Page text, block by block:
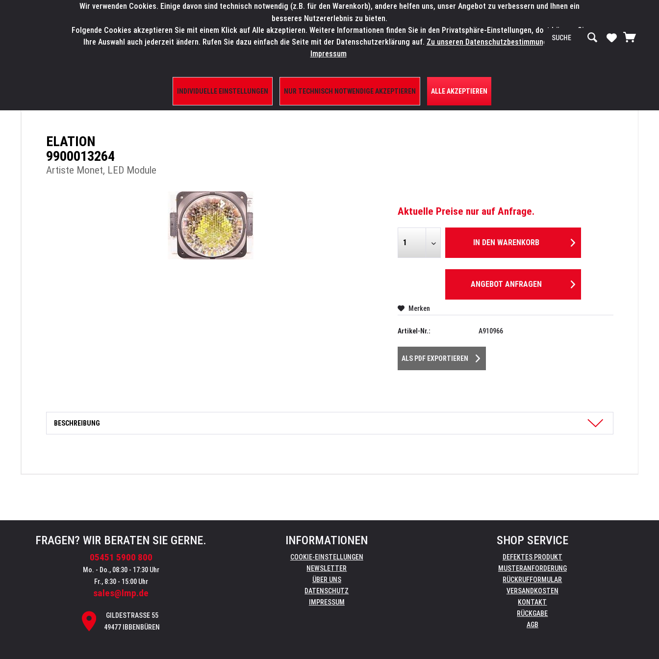
SALES-HOTLINE: +49 5451 5900-800 24/7: sales@lmp.de SERVICE-WERKSTATT Service/Hilfe
HOME PRODUKTE/SHOP MARKEN AKTUELLES SERVICE ÜBER UNS
ERSATZTEILE
ELATION
9900013264
Artiste Monet, LED Module
Aktuelle Preise nur auf Anfrage.
IN DEN WARENKORB
ANGEBOT ANFRAGEN
Merken
Artikel-Nr.: A910966
ALS PDF EXPORTIEREN
BESCHREIBUNG
FRAGEN? WIR BERATEN SIE GERNE.
05451 5900 800
Mo. - Do., 08:30 - 17:30 Uhr
Fr., 8:30 - 15:00 Uhr
sales@lmp.de
GILDESTRASSE 55
49477 IBBENBÜREN
INFORMATIONEN
COOKIE-EINSTELLUNGEN
NEWSLETTER
ÜBER UNS
DATENSCHUTZ
IMPRESSUM
SHOP SERVICE
DEFEKTES PRODUKT
MUSTERANFORDERUNG
RÜCKRUFFORMULAR
VERSANDKOSTEN
KONTAKT
RÜCKGABE
AGB
Wir verwenden Cookies. Einige davon sind technisch notwendig (z.B. für den Warenkorb), andere helfen uns, unser Angebot zu verbessern und Ihnen ein
besseres Nutzererlebnis zu bieten.
Folgende Cookies akzeptieren Sie mit einem Klick auf Alle akzeptieren. Weitere Informationen finden Sie in den Privatsphäre-Einstellungen, dort können Sie
Ihre Auswahl auch jederzeit ändern. Rufen Sie dazu einfach die Seite mit der Datenschutzerklärung auf. Zu unseren Datenschutzbestimmungen. Zum
Impressum
INDIVIDUELLE EINSTELLUNGEN NUR TECHNISCH NOTWENDIGE AKZEPTIEREN ALLE AKZEPTIEREN